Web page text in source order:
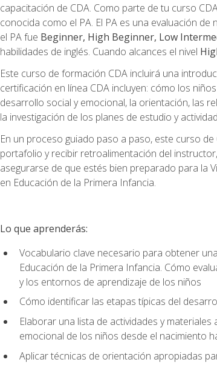
capacitación de CDA. Como parte de tu curso
conocida como el PA. El PA es una evaluación
el PA fue Beginner, High Beginner, Low
habilidades de inglés. Cuando alcances el nivel
Este curso de formación CDA incluirá una
certificación en línea CDA incluyen: cómo los
desarrollo social y emocional, la orientación, las
la investigación de los planes de estudio y
En un proceso guiado paso a paso, este curso
portafolio y recibir retroalimentación del
asegurarse de que estés bien preparado para la
en Educación de la Primera Infancia.
Lo que aprenderás:
Vocabulario clave necesario para obtener
Educación de la Primera Infancia. Cómo
y los entornos de aprendizaje de los niños
Cómo identificar las etapas típicas del
Elaborar una lista de actividades y
emocional de los niños desde el nacimiento
Aplicar técnicas de orientación apropiadas